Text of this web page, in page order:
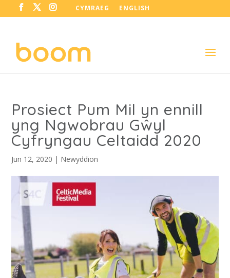
CYMRAEG ENGLISH
Prosiect Pum Mil yn ennill
yng Ngwobrau Gŵyl
Cyfryngau Celtaidd 2020
Jun 12, 2020 | Newyddion